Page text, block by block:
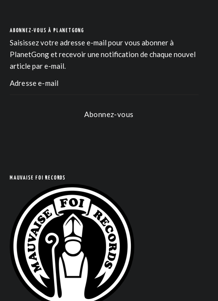
ABONNEZ-VOUS À PLANETGONG
Saisissez votre adresse e-mail pour vous abonner à
PlanetGong et recevoir une notification de chaque nouvel
article par e-mail.
Abonnez-vous
MAUVAISE FOI RECORDS